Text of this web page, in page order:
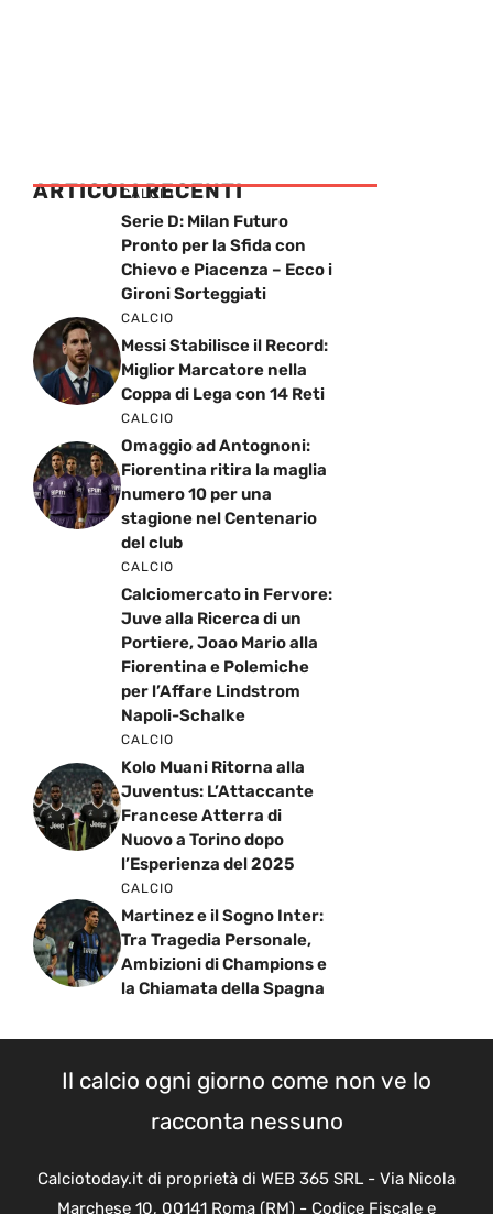
ARTICOLI RECENTI
CALCIO
Serie D: Milan Futuro
Pronto per la Sfida con
Chievo e Piacenza – Ecco i
Gironi Sorteggiati
CALCIO
Messi Stabilisce il Record:
Miglior Marcatore nella
Coppa di Lega con 14 Reti
CALCIO
Omaggio ad Antognoni:
Fiorentina ritira la maglia
numero 10 per una
stagione nel Centenario
del club
CALCIO
Calciomercato in Fervore:
Juve alla Ricerca di un
Portiere, Joao Mario alla
Fiorentina e Polemiche
per l’Affare Lindstrom
Napoli-Schalke
CALCIO
Kolo Muani Ritorna alla
Juventus: L’Attaccante
Francese Atterra di
Nuovo a Torino dopo
l’Esperienza del 2025
CALCIO
Martinez e il Sogno Inter:
Tra Tragedia Personale,
Ambizioni di Champions e
la Chiamata della Spagna
Il calcio ogni giorno come non ve lo
racconta nessuno
Calciotoday.it di proprietà di WEB 365 SRL - Via Nicola
Marchese 10, 00141 Roma (RM) - Codice Fiscale e